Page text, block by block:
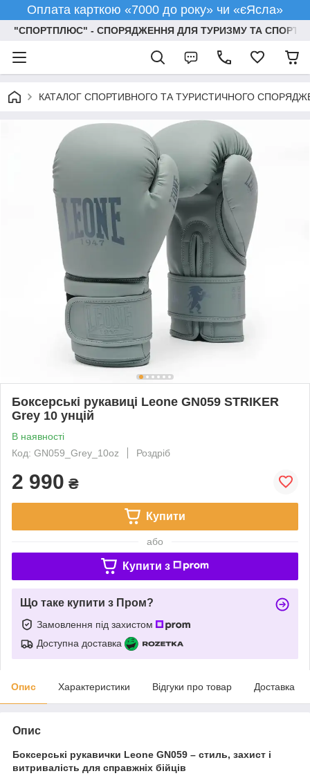
Оплата карткою «7000 до року» чи «єЯсла»
"СПОРТПЛЮС" - СПОРЯДЖЕННЯ ДЛЯ ТУРИЗМУ ТА СПОРТУ
КАТАЛОГ СПОРТИВНОГО ТА ТУРИСТИЧНОГО
Боксерські рукавиці Leone GN059 STRIKER
Grey 10 унцій
В наявності
Код: GN059_Grey_10oz
Роздріб
2 990 ₴
Купити
або
Купити з
Що таке купити з Пром?
Замовлення під захистом
Доступна доставка
Опис Характеристики Відгуки про товар Доставка
Опис
Боксерські рукавички Leone GN059 – стиль, захист і
витривалість для справжніх бійців